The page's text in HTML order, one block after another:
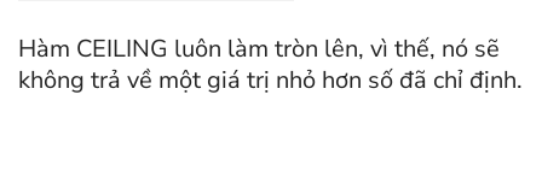
Hàm CEILING luôn làm tròn lên, vì thế, nó sẽ
không trả về một giá trị nhỏ hơn số đã chỉ định.